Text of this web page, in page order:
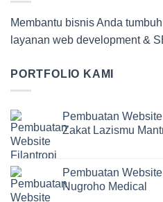
Membantu bisnis Anda
layanan web development &
PORTFOLIO KAMI
Pembuatan
Zakat Lazismu
Pembuatan
Nugroho Medical